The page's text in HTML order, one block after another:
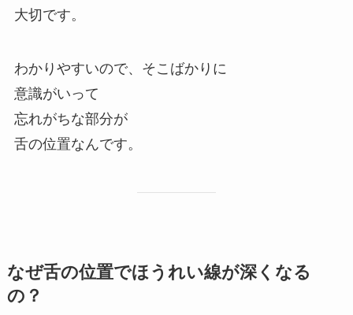
大切です。
わかりやすいので、そこばかりに
意識がいって
忘れがちな部分が
舌の位置なんです。
なぜ舌の位置でほうれい線が深くなる
の？